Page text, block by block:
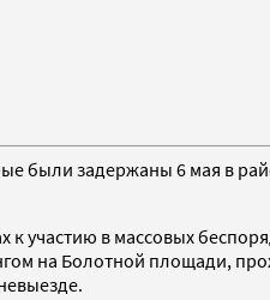
были задержаны 6 мая в
участию в массовых
на Болотной площади,